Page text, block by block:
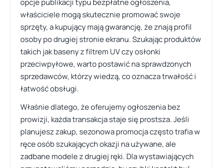
opcje publikacji typu bezpłatne ogłoszenia,
właściciele mogą skutecznie promować swoje
sprzęty, a kupujący mają gwarancję, że znają profil
osoby po drugiej stronie ekranu. Szukając produktów
takich jak baseny z filtrem UV czy osłonki
przeciwpyłowe, warto postawić na sprawdzonych
sprzedawców, którzy wiedzą, co oznacza trwałość i
łatwość obsługi.
Właśnie dlatego, że oferujemy ogłoszenia bez
prowizji, każda transakcja staje się prostsza. Jeśli
planujesz zakup, sezonowa promocja często trafia w
ręce osób szukających okazji na używane, ale
zadbane modele z drugiej ręki. Dla wystawiających